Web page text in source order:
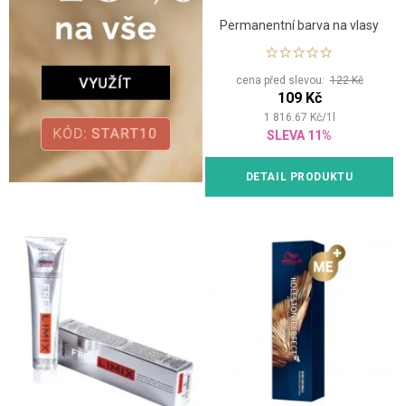
Permanentní barva na vlasy
cena před slevou:122 Kč
109 Kč
1 816.67 Kč/1
SLEVA 11%
DETAIL PRODUKTU